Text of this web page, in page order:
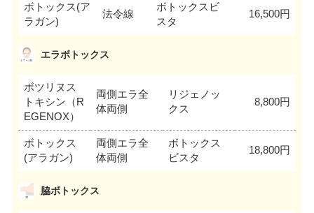
ボトックス(ア
ラガン)
法令線
ボトックスビ
スタ
16,500円
エラボトックス
ボツリヌス
トキシン（R
EGENOX）
両側エラ全
体両側
リジェノッ
クス
8,800円
ボトックス
(アラガン)
両側エラ全
体両側
ボトックス
ビスタ
18,800円
脇ボトックス